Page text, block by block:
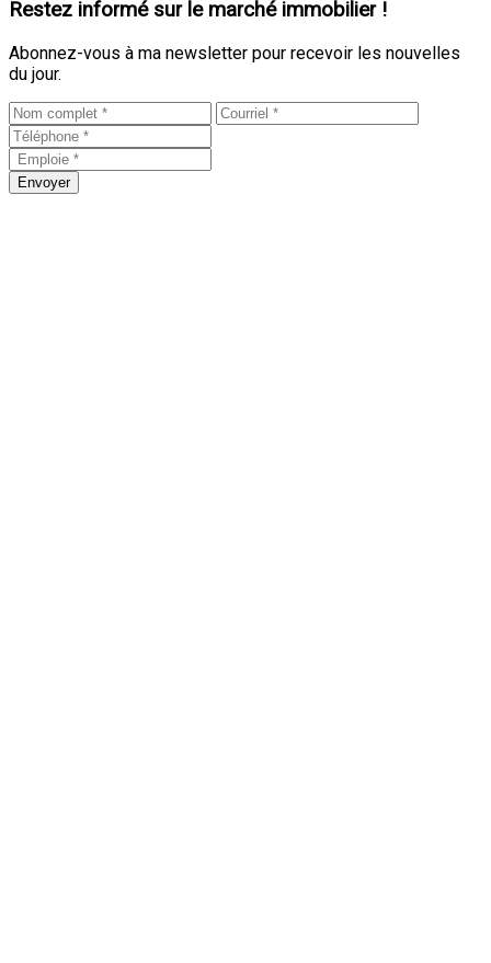
Restez informé sur le marché immobilier !
Abonnez-vous à ma newsletter pour recevoir les nouvelles
du jour.
Envoyer